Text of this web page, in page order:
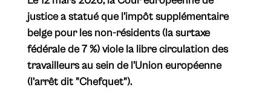
justice a statué que l'impôt supplémentaire
belge pour les non-résidents (la surtaxe
fédérale de 7 %) viole la libre circulation des
travailleurs au sein de l'Union européenne
(l'arrêt dit "Chefquet").